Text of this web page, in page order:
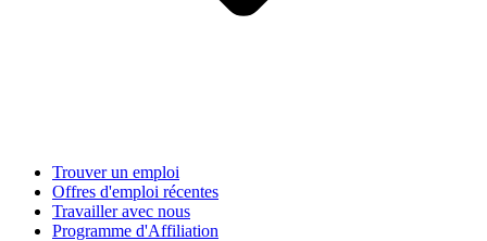
Trouver un emploi
Offres d'emploi récentes
Travailler avec nous
Programme d'Affiliation